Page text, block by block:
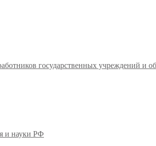
государственных учреждений и
и науки РФ